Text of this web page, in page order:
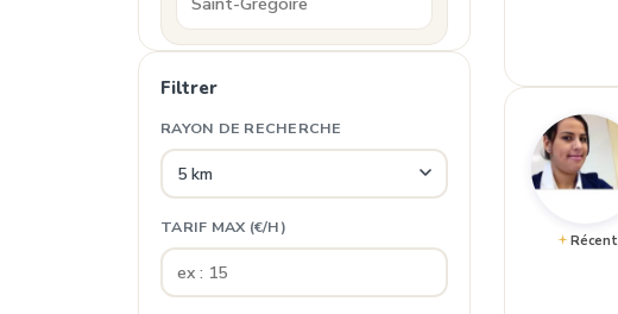
Filtrer
RAYON DE RECHERCHE
TARIF MAX (€/H)
Récent